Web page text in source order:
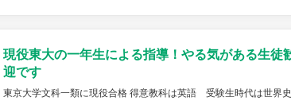
現役東大の一年生による指導！やる気がある生徒
迎です
東京大学文科一類に現役合格 得意教科は英語 受験生時代は世界